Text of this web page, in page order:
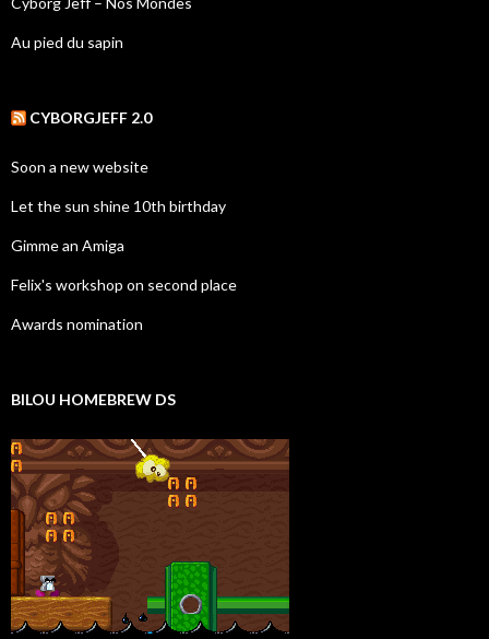
Au pied du sapin
CYBORGJEFF 2.0
Soon a new website
Let the sun shine 10th birthday
Gimme an Amiga
Felix's workshop on second place
Awards nomination
BILOU HOMEBREW DS